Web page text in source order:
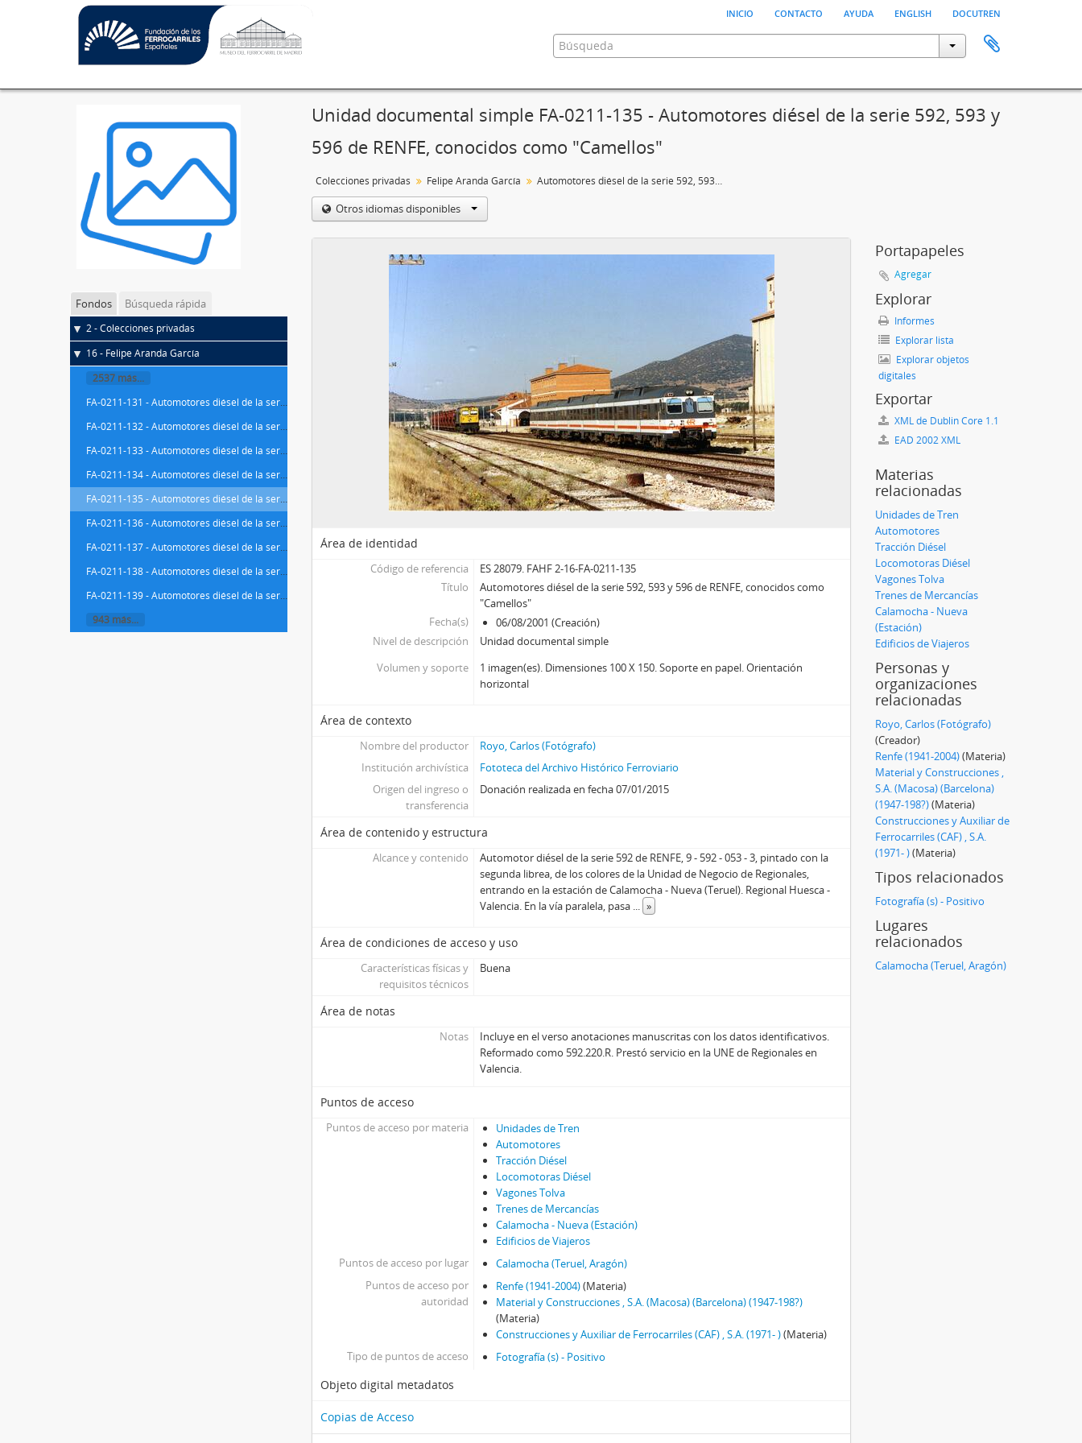
inicio contacto ayuda english docutren
Fondos Búsqueda rápida
2 - Colecciones privadas
16 - Felipe Aranda García
2537 más...
FA-0211-131 - Automotores diésel de la serie 592, 593 y 596 de RENFE, conocidos como "Camellos"
FA-0211-132 - Automotores diésel de la serie 592, 593 y 596 de RENFE, conocidos como "Camellos"
FA-0211-133 - Automotores diésel de la serie 592, 593 y 596 de RENFE, conocidos como "Camellos"
FA-0211-134 - Automotores diésel de la serie 592, 593 y 596 de RENFE, conocidos como "Camellos"
FA-0211-135 - Automotores diésel de la serie 592, 593 y 596 de RENFE, conocidos como "Camellos"
FA-0211-136 - Automotores diésel de la serie 592, 593 y 596 de RENFE, conocidos como "Camellos"
FA-0211-137 - Automotores diésel de la serie 592, 593 y 596 de RENFE, conocidos como "Camellos"
FA-0211-138 - Automotores diésel de la serie 592, 593 y 596 de RENFE, conocidos como "Camellos"
FA-0211-139 - Automotores diésel de la serie 592, 593 y 596 de RENFE, conocidos como "Camellos"
943 más...
Unidad documental simple FA-0211-135 - Automotores diésel de la serie 592, 593 y
596 de RENFE, conocidos como "Camellos"
Colecciones privadas Felipe Aranda García Automotores diésel de la serie 592, 593 y 596 de RENFE, conocidos como "Camellos"
Otros idiomas disponibles
Área de identidad
Código de referencia
ES 28079. FAHF 2-16-FA-0211-135
Título
Automotores diésel de la serie 592, 593 y 596 de RENFE, conocidos como
"Camellos"
Fecha(s)
06/08/2001 (Creación)
Nivel de descripción
Unidad documental simple
Volumen y soporte
1 imagen(es). Dimensiones 100 X 150. Soporte en papel. Orientación
horizontal
Área de contexto
Nombre del productor
Royo, Carlos (Fotógrafo)
Institución archivística
Fototeca del Archivo Histórico Ferroviario
Origen del ingreso o
transferencia
Donación realizada en fecha 07/01/2015
Área de contenido y estructura
Alcance y contenido
Automotor diésel de la serie 592 de RENFE, 9 - 592 - 053 - 3, pintado con la
segunda librea, de los colores de la Unidad de Negocio de Regionales,
entrando en la estación de Calamocha - Nueva (Teruel). Regional Huesca -
Valencia. En la vía paralela, pasa ... »
Área de condiciones de acceso y uso
Características físicas y
requisitos técnicos
Buena
Área de notas
Notas
Incluye en el verso anotaciones manuscritas con los datos identificativos.
Reformado como 592.220.R. Prestó servicio en la UNE de Regionales en
Valencia.
Puntos de acceso
Puntos de acceso por materia
Unidades de Tren
Automotores
Tracción Diésel
Locomotoras Diésel
Vagones Tolva
Trenes de Mercancías
Calamocha - Nueva (Estación)
Edificios de Viajeros
Puntos de acceso por lugar
Calamocha (Teruel, Aragón)
Puntos de acceso por
autoridad
Renfe (1941-2004)(Materia)
Material y Construcciones , S.A. (Macosa) (Barcelona) (1947-198?)
(Materia)
Construcciones y Auxiliar de Ferrocarriles (CAF) , S.A. (1971- )(Materia)
Tipo de puntos de acceso
Fotografía (s) - Positivo
Objeto digital metadatos
Copias de Acceso
Portapapeles
Agregar
Explorar
Informes
Explorar lista
Explorar objetos
digitales
Exportar
XML de Dublin Core 1.1
EAD 2002 XML
Materias
relacionadas
Unidades de Tren
Automotores
Tracción Diésel
Locomotoras Diésel
Vagones Tolva
Trenes de Mercancías
Calamocha - Nueva
(Estación)
Edificios de Viajeros
Personas y
organizaciones
relacionadas
Royo, Carlos (Fotógrafo)
(Creador)
Renfe (1941-2004)(Materia)
Material y Construcciones ,
S.A. (Macosa) (Barcelona)
(1947-198?)(Materia)
Construcciones y Auxiliar de
Ferrocarriles (CAF) , S.A.
(1971- )(Materia)
Tipos relacionados
Fotografía (s) - Positivo
Lugares
relacionados
Calamocha (Teruel, Aragón)